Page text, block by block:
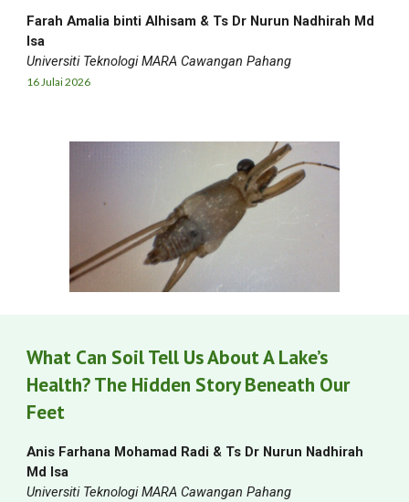
Farah Amalia binti Alhisam & Ts Dr Nurun Nadhirah Md
Isa
Universiti Teknologi MARA Cawangan Pahang
16 Julai2026
What Can Soil Tell Us About A Lake’s
Health? The Hidden Story Beneath Our
Feet
Anis Farhana Mohamad Radi & Ts Dr Nurun Nadhirah
Md Isa
Universiti Teknologi MARA Cawangan Pahang